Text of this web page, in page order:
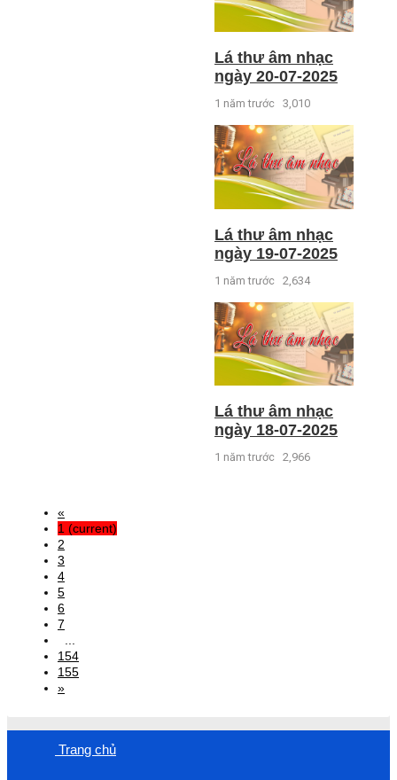
Lá thư âm nhạc
ngày 20-07-2025
1 năm trước 3,010
Lá thư âm nhạc
ngày 19-07-2025
1 năm trước 2,634
Lá thư âm nhạc
ngày 18-07-2025
1 năm trước 2,966
«
1 (current)
2
3
4
5
6
7
...
154
155
»
Trang chủ